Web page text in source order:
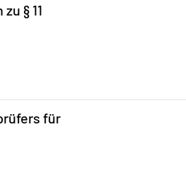
§ 11
für